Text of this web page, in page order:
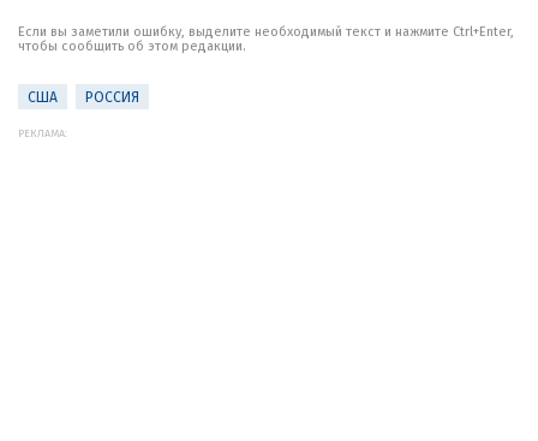
Если вы заметили ошибку, выделите необходимый текст и нажмите Ctrl+Enter,
чтобы сообщить об этом редакции.
США РОССИЯ
РЕКЛАМА: